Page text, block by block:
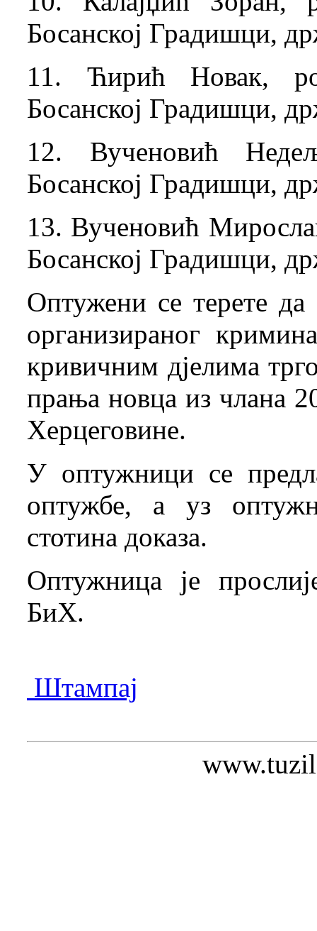
Босанској Градишци,
11. Ћирић Новак,
Босанској Градишци,
12. Вученовић
Босанској Градишци,
13. Вученовић
Босанској Градишци,
Оптужени се терете
организираног
кривичним дјелима
прања новца из члана
Херцеговине.
У оптужници се
оптужбе, а уз
стотина доказа.
Оптужница је
БиХ.
Штампај